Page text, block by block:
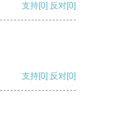
支持[0] 反对[0]
支持[0] 反对[0]